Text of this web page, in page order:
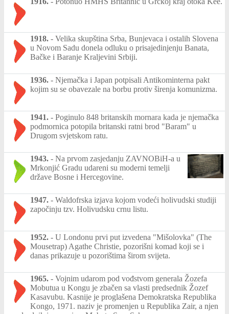
1918. - Velika skupština Srba, Bunjevaca i ostalih Slovena
u Novom Sadu donela odluku o prisajedinjenju Banata,
Bačke i Baranje Kraljevini Srbiji.
1936. - Njemačka i Japan potpisali Antikominterna pakt
kojim su se obavezale na borbu protiv širenja komunizma.
1941. - Poginulo 848 britanskih mornara kada je njemačka
podmornica potopila britanski ratni brod "Baram" u
Drugom svjetskom ratu.
1943. - Na prvom zasjedanju ZAVNOBiH-a u
Mrkonjić Gradu udareni su moderni temelji
države Bosne i Hercegovine.
1947. - Waldofrska izjava kojom vodeći holivudski studiji
započinju tzv. Holivudsku crnu listu.
1952. - U Londonu prvi put izvedena "Mišolovka" (The
Mousetrap) Agathe Christie, pozorišni komad koji se i
danas prikazuje u pozorištima širom svijeta.
1965. - Vojnim udarom pod vođstvom generala Žozefa
Mobutua u Kongu je zbačen sa vlasti predsednik Žozef
Kasavubu. Kasnije je proglašena Demokratska Republika
Kongo, 1971. naziv je promenjen u Republika Zair, a njen